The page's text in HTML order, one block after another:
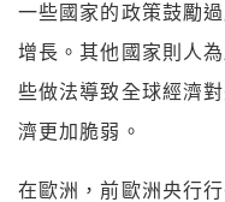
一些國家的政策鼓勵
增長。其他國家則人
些做法導致全球經濟
濟更加脆弱。
在歐洲，前歐洲央行